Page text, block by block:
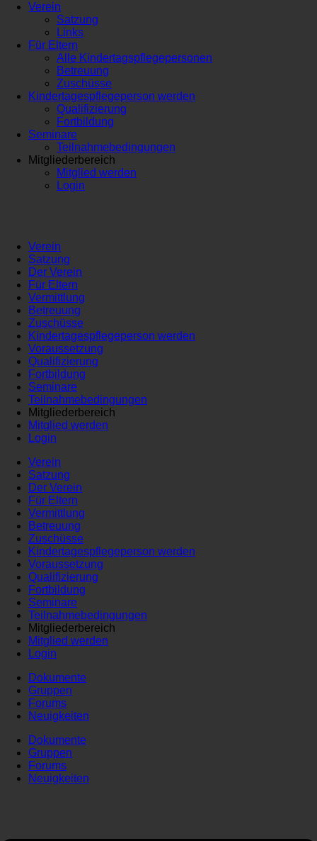
Verein
Satzung
Links
Für Eltern
Alle Kindertagspflegepersonen
Betreuung
Zuschüsse
Kindertagespflegeperson werden
Qualifizierung
Fortbildung
Seminare
Teilnahmebedingungen
Mitgliederbereich
Mitglied werden
Login
Verein
Satzung
Der Verein
Für Eltern
Vermittlung
Betreuung
Zuschüsse
Kindertagespflegeperson werden
Voraussetzung
Qualifizierung
Fortbildung
Seminare
Teilnahmebedingungen
Mitgliederbereich
Mitglied werden
Login
Verein
Satzung
Der Verein
Für Eltern
Vermittlung
Betreuung
Zuschüsse
Kindertagespflegeperson werden
Voraussetzung
Qualifizierung
Fortbildung
Seminare
Teilnahmebedingungen
Mitgliederbereich
Mitglied werden
Login
Dokumente
Gruppen
Forums
Neuigkeiten
Dokumente
Gruppen
Forums
Neuigkeiten